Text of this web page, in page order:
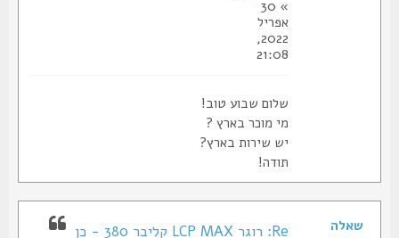
אפריל
2022,
21:08
שלום שבוע טוב!
מי מוכר בארץ ?
יש שירות בארץ?
תודה!
Re: רוגר LCP MAX קליבר 380 - כן
שאלה